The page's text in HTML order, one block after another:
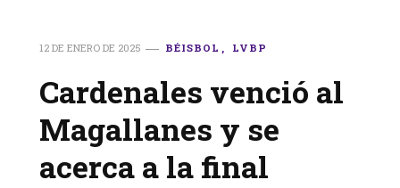
12 DE ENERO DE 2025 BÉISBOL LVBP
Cardenales venció al
Magallanes y se
acerca a la final